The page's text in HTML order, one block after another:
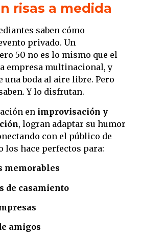
risas a medida
saben cómo
privado. Un
50 no es lo mismo que el
empresa multinacional, y
una boda al aire libre. Pero
Y lo disfrutan.
en improvisación y
, logran adaptar su humor
con el público de
los hace perfectos para:
memorables
de casamiento
amigos